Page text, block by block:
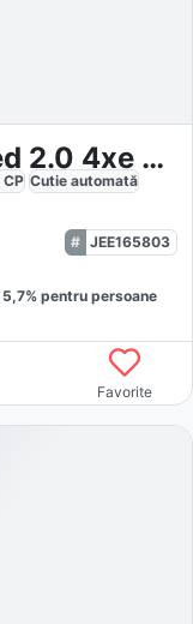
Jeep Wrangler Unlimited 2.0 4xe Plug-in Hybrid 80 Anniversary
CP Cutie automată
JEE165803
5,7% pentru persoane
Favorite